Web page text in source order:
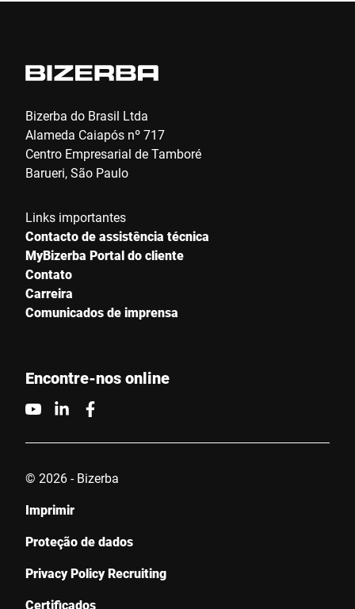
Bizerba do Brasil Ltda
Alameda Caiapós nº 717
Centro Empresarial de Tamboré
Barueri, São Paulo
Links importantes
Contacto de assistência técnica
MyBizerba Portal do cliente
Contato
Carreira
Comunicados de imprensa
Encontre-nos online
© 2026 - Bizerba
Imprimir
Proteção de dados
Privacy Policy Recruiting
Certificados